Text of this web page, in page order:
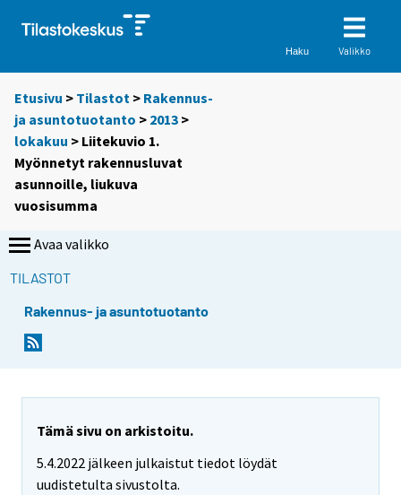
Haku Valikko
Etusivu > Tilastot > Rakennus-
ja asuntotuotanto > 2013 >
lokakuu > Liitekuvio 1.
Myönnetyt rakennusluvat
asunnoille, liukuva
vuosisumma
Avaa valikko
TILASTOT
Rakennus- ja asuntotuotanto
Tämä sivu on arkistoitu.
5.4.2022 jälkeen julkaistut tiedot löydät
uudistetulta sivustolta.